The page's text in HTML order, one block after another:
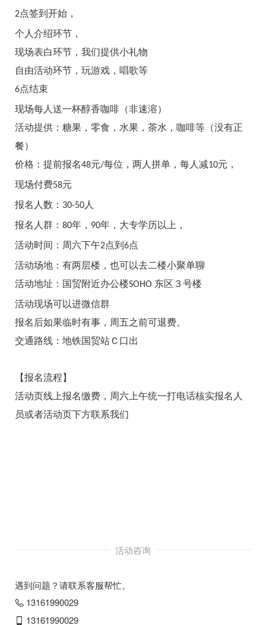
活动咨询
遇到问题？请联系客服帮忙。
 13161990029
13161990029